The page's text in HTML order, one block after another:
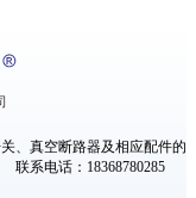
、真空断路器及相应配件的
系电话：18368780285